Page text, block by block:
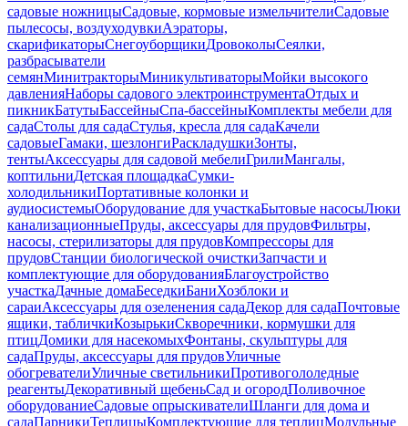
садовые ножницыСадовые, кормовые измельчителиСадовые
пылесосы, воздуходувкиАэраторы,
скарификаторыСнегоуборщикиДровоколыСеялки,
разбрасыватели
семянМинитракторыМиникультиваторыМойки высокого
давленияНаборы садового электроинструментаОтдых и
пикникБатутыБассейныСпа-бассейныКомплекты мебели для
садаСтолы для садаСтулья, кресла для садаКачели
садовыеГамаки, шезлонгиРаскладушкиЗонты,
тентыАксессуары для садовой мебелиГрилиМангалы,
коптильниДетская площадкаСумки-
холодильникиПортативные колонки и
аудиосистемыОборудование для участкаБытовые насосыЛюки
канализационныеПруды, аксессуары для прудовФильтры,
насосы, стерилизаторы для прудовКомпрессоры для
прудовСтанции биологической очисткиЗапчасти и
комплектующие для оборудованияБлагоустройство
участкаДачные домаБеседкиБаниХозблоки и
сараиАксессуары для озеленения садаДекор для садаПочтовые
ящики, табличкиКозырькиСкворечники, кормушки для
птицДомики для насекомыхФонтаны, скульптуры для
садаПруды, аксессуары для прудовУличные
обогревателиУличные светильникиПротивогололедные
реагентыДекоративный щебеньСад и огородПоливочное
оборудованиеСадовые опрыскивателиШланги для дома и
садаПарникиТеплицыКомплектующие для теплицМодульные